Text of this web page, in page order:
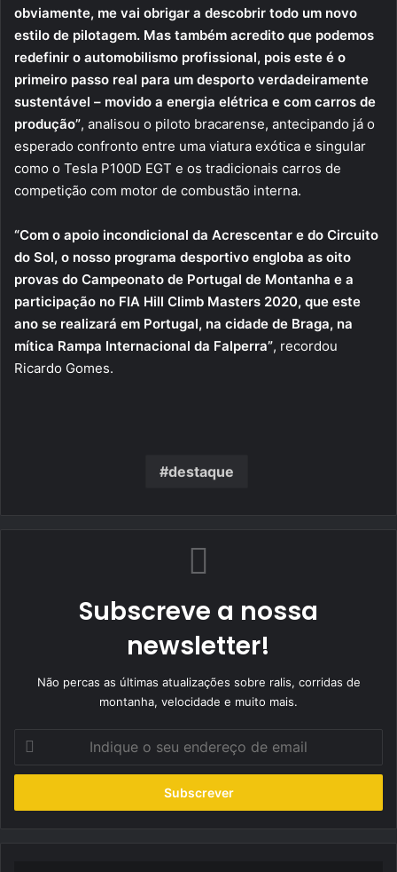
obviamente, me vai obrigar a descobrir todo um novo
estilo de pilotagem. Mas também acredito que podemos
redefinir o automobilismo profissional, pois este é o
primeiro passo real para um desporto verdadeiramente
sustentável – movido a energia elétrica e com carros de
produção”, analisou o piloto bracarense, antecipando já o
esperado confronto entre uma viatura exótica e singular
como o Tesla P100D EGT e os tradicionais carros de
competição com motor de combustão interna.
“Com o apoio incondicional da Acrescentar e do Circuito
do Sol, o nosso programa desportivo engloba as oito
provas do Campeonato de Portugal de Montanha e a
participação no FIA Hill Climb Masters 2020, que este
ano se realizará em Portugal, na cidade de Braga, na
mítica Rampa Internacional da Falperra”, recordou
Ricardo Gomes.
destaque
Subscreve a nossa
newsletter!
Não percas as últimas atualizações sobre ralis, corridas de
montanha, velocidade e muito mais.
seu
de